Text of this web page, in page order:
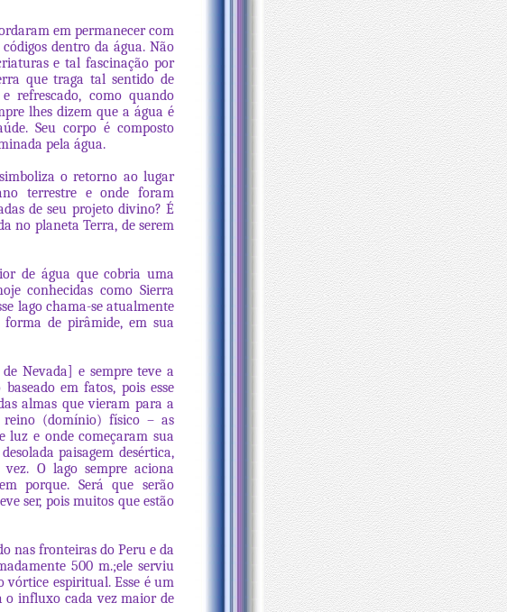
em permanecer com
dentro da água. Não
e tal fascinação por
que traga tal sentido de
refrescado, como quando
lhes dizem que a água é
Seu corpo é composto
pela água.
o retorno ao lugar
terrestre e onde foram
de seu projeto divino? É
no planeta Terra, de serem
de água que cobria uma
conhecidas como Sierra
lago chama-se atualmente
de pirâmide, em sua
Nevada] e sempre teve a
em fatos, pois esse
almas que vieram para a
reino (domínio) físico – as
luz e onde começaram sua
paisagem desértica,
O lago sempre aciona
porque. Será que serão
ser, pois muitos que estão
nas fronteiras do Peru e da
500 m.;ele serviu
vórtice espiritual. Esse é um
o influxo cada vez maior de